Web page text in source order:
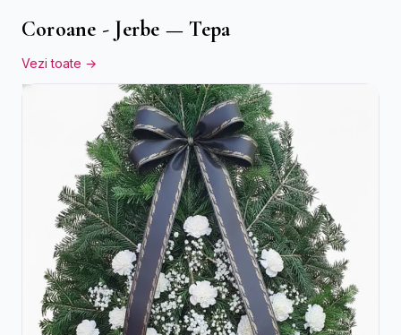
Coroane - Jerbe — Tepa
Vezi toate →